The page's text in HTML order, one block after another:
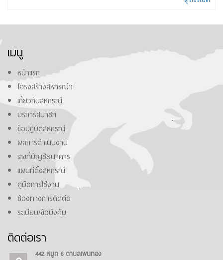
เมนู
หน้าแรก
โครงสร้างสหกรณ์ฯ
เกี่ยวกับสหกรณ์
บริการสมาชิก
ข้อปฎิบัติสหกรณ์
ผลการดำเนินงาน
เลขที่บัญชีธนาคาร
แผนที่ตั้งสหกรณ์
คู่มือการใช้งาน
ช่องทางการติดต่อ
ระเบียบ/ข้อบังคับ
ติดต่อเรา
442 หมู่ที่ 6 ตำบลโพนทอง